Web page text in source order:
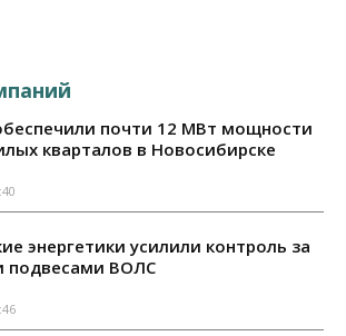
почти 12 МВт мощности
кварталов в Новосибирске
энергетики усилили контроль за
подвесами ВОЛС